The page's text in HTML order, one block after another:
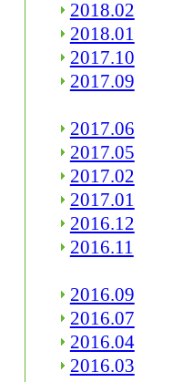
2018.02
2018.01
2017.10
2017.09
2017.06
2017.05
2017.02
2017.01
2016.12
2016.11
2016.09
2016.07
2016.04
2016.03